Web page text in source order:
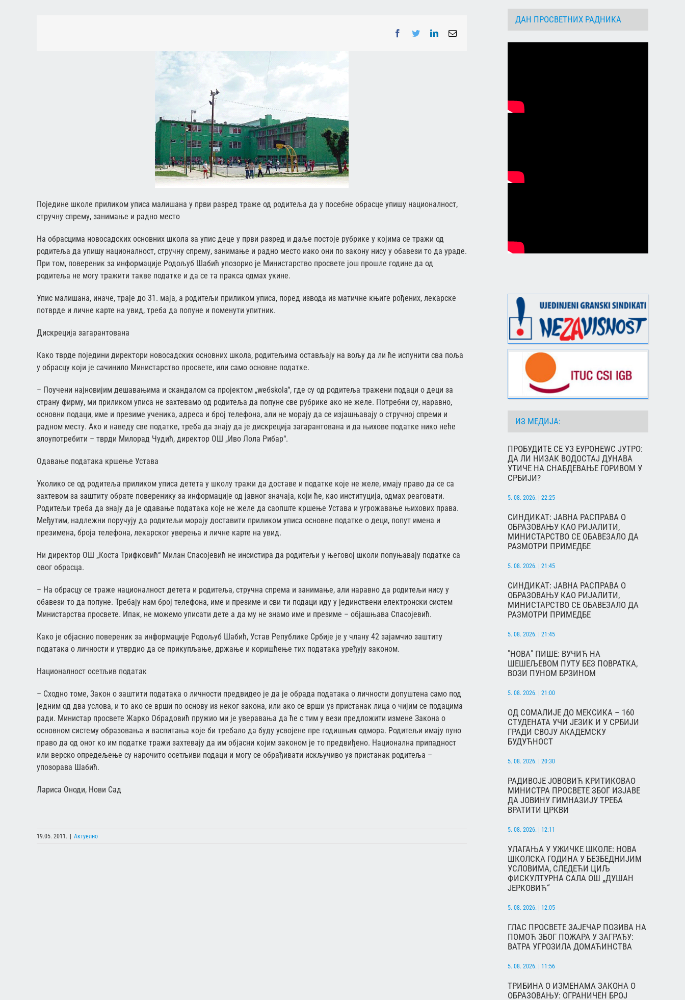
Facebook
TwitterLinkedInEmail
Поједине школе приликом уписа малишана у први разред траже од родитеља да у посебне обрасце упишу националност,
стручну спрему, занимање и радно место
На обрасцима новосадских основних школа за упис деце у први разред и даље постоје рубрике у којима се тражи од
родитеља да упишу националност, стручну спрему, занимање и радно место иако они по закону нису у обавези то да ураде.
При том, повереник за информације Родољуб Шабић упозорио је Министарство просвете још прошле године да од
родитеља не могу тражити такве податке и да се та пракса одмах укине.
Упис малишана, иначе, траје до 31. маја, а родитељи приликом уписа, поред извода из матичне књиге рођених, лекарске
потврде и личне карте на увид, треба да попуне и поменути упитник.
Дискреција загарантована
Како тврде поједини директори новосадских основних школа, родитељима остављају на вољу да ли ће испунити сва поља
у обрасцу који је сачинило Министарство просвете, или само основне податке.
– Поучени најновијим дешавањима и скандалом са пројектом „wебskola“, где су од родитеља тражени подаци о деци за
страну фирму, ми приликом уписа не захтевамо од родитеља да попуне све рубрике ако не желе. Потребни су, наравно,
основни подаци, име и презиме ученика, адреса и број телефона, али не морају да се изјашњавају о стручној спреми и
радном месту. Ако и наведу све податке, треба да знају да је дискреција загарантована и да њихове податке нико неће
злоупотребити – тврди Милорад Чудић, директор ОШ „Иво Лола Рибар“.
Одавање података кршење Устава
Уколико се од родитеља приликом уписа детета у школу тражи да доставе и податке које не желе, имају право да се са
захтевом за заштиту обрате поверенику за информације од јавног значаја, који ће, као институција, одмах реаговати.
Родитељи треба да знају да је одавање података које не желе да саопште кршење Устава и угрожавање њихових права.
Међутим, надлежни поручују да родитељи морају доставити приликом уписа основне податке о деци, попут имена и
презимена, броја телефона, лекарског уверења и личне карте на увид.
Ни директор ОШ „Коста Трифковић“ Милан Спасојевић не инсистира да родитељи у његовој школи попуњавају податке са
овог обрасца.
– На обрасцу се траже националност детета и родитеља, стручна спрема и занимање, али наравно да родитељи нису у
обавези то да попуне. Требају нам број телефона, име и презиме и сви ти подаци иду у јединствени електронски систем
Министарства просвете. Ипак, не можемо уписати дете а да му не знамо име и презиме – објашњава Спасојевић.
Како је објаснио повереник за информације Родољуб Шабић, Устав Републике Србије је у члану 42 зајамчио заштиту
података о личности и утврдио да се прикупљање, држање и коришћење тих података уређују законом.
Националност осетљив податак
– Сходно томе, Закон о заштити података о личности предвидео је да је обрада података о личности допуштена само под
једним од два услова, и то ако се врши по основу из неког закона, или ако се врши уз пристанак лица о чијим се подацима
ради. Министар просвете Жарко Обрадовић пружио ми је уверавања да ће с тим у вези предложити измене Закона о
основном систему образовања и васпитања које би требало да буду усвојене пре годишњих одмора. Родитељи имају пуно
право да од оног ко им податке тражи захтевају да им објасни којим законом је то предвиђено. Национална припадност
или верско опредељење су нарочито осетљиви подаци и могу се обрађивати искључиво уз пристанак родитеља –
упозорава Шабић.
Лариса Оноди, Нови Сад
19.05. 2011. Актуелно
ДАН ПРОСВЕТНИХ РАДНИКА
ИЗ МЕДИЈА:
ПРОБУДИТЕ СЕ УЗ ЕУРОНЕWС ЈУТРО:
ДА ЛИ НИЗАК ВОДОСТАЈ ДУНАВА
УТИЧЕ НА СНАБДЕВАЊЕ ГОРИВОМ У
СРБИЈИ?
5. 08. 2026. | 22:25
СИНДИКАТ: ЈАВНА РАСПРАВА О
ОБРАЗОВАЊУ КАО РИЈАЛИТИ,
МИНИСТАРСТВО СЕ ОБАВЕЗАЛО ДА
РАЗМОТРИ ПРИМЕДБЕ
5. 08. 2026. | 21:45
СИНДИКАТ: ЈАВНА РАСПРАВА О
ОБРАЗОВАЊУ КАО РИЈАЛИТИ,
МИНИСТАРСТВО СЕ ОБАВЕЗАЛО ДА
РАЗМОТРИ ПРИМЕДБЕ
5. 08. 2026. | 21:45
"НОВА" ПИШЕ: ВУЧИЋ НА
ШЕШЕЉЕВОМ ПУТУ БЕЗ ПОВРАТКА,
ВОЗИ ПУНОМ БРЗИНОМ
5. 08. 2026. | 21:00
ОД СОМАЛИЈЕ ДО МЕКСИКА – 160
СТУДЕНАТА УЧИ ЈЕЗИК И У СРБИЈИ
ГРАДИ СВОЈУ АКАДЕМСКУ
БУДУЋНОСТ
5. 08. 2026. | 20:30
РАДИВОЈЕ ЈОВОВИЋ КРИТИКОВАО
МИНИСТРА ПРОСВЕТЕ ЗБОГ ИЗЈАВЕ
ДА ЈОВИНУ ГИМНАЗИЈУ ТРЕБА
ВРАТИТИ ЦРКВИ
5. 08. 2026. | 12:11
УЛАГАЊА У УЖИЧКЕ ШКОЛЕ: НОВА
ШКОЛСКА ГОДИНА У БЕЗБЕДНИЈИМ
УСЛОВИМА, СЛЕДЕЋИ ЦИЉ
ФИСКУЛТУРНА САЛА ОШ „ДУШАН
ЈЕРКОВИЋ“
5. 08. 2026. | 12:05
ГЛАС ПРОСВЕТЕ ЗАЈЕЧАР ПОЗИВА НА
ПОМОЋ ЗБОГ ПОЖАРА У ЗАГРАЂУ:
ВАТРА УГРОЗИЛА ДОМАЋИНСТВА
5. 08. 2026. | 11:56
ТРИБИНА О ИЗМЕНАМА ЗАКОНА О
ОБРАЗОВАЊУ: ОГРАНИЧЕН БРОЈ